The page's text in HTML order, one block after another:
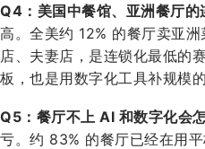
Q4：美国中餐馆、亚洲餐厅的
高。全美约 12% 的餐厅卖亚
店、夫妻店，是连锁化最低的
板，也是用数字化工具补规模的
Q5：餐厅不上 AI 和数字化会
亏。约 83% 的餐厅已经在用